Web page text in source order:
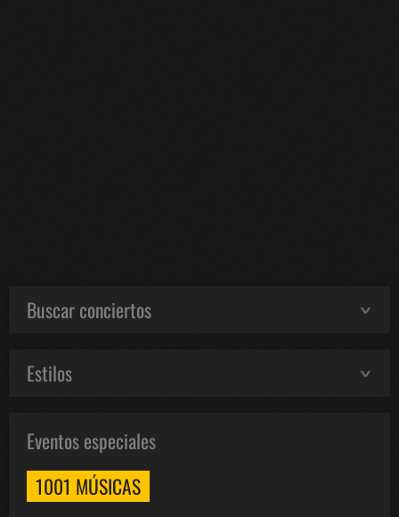
Buscar conciertos
Estilos
Eventos especiales
1001 MÚSICAS